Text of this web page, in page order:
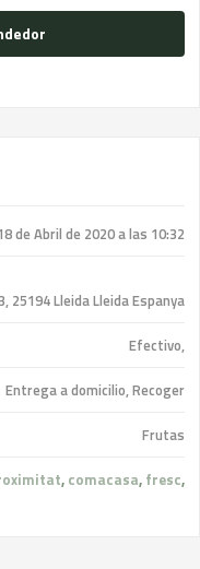
de Abril de 2020 a las 10:32
Lleida Lleida Espanya
Efectivo,
Entrega a domicilio, Recoger
Frutas
, comacasa, fresc,